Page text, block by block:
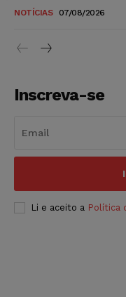
NOTÍCIAS 07/08/2026
Inscreva-se
Li e aceito a Política